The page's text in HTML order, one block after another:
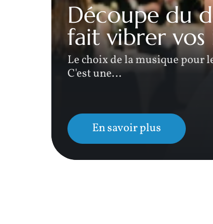
Découpe du
fait vibrer vos
Le choix de la musique pour
C'est une…
En savoir plus